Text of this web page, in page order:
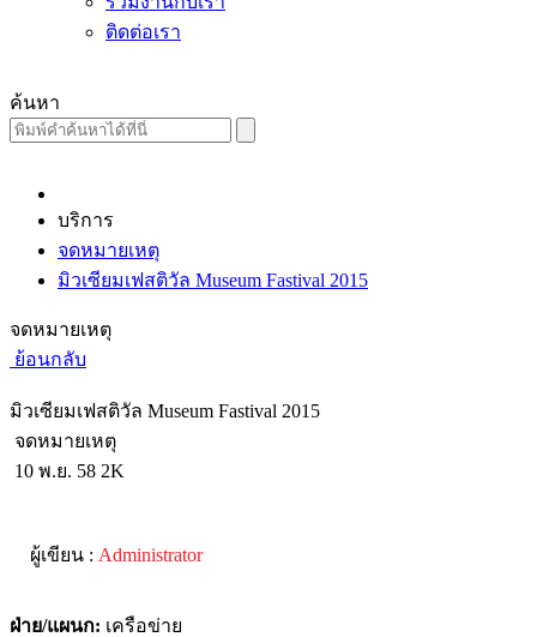
ติดต่อเรา
ค้นหา
บริการ
จดหมายเหตุ
มิวเซียมเฟสติวัล Museum Fastival 2015
จดหมายเหตุ
ย้อนกลับ
มิวเซียมเฟสติวัล Museum Fastival 2015
จดหมายเหตุ
10 พ.ย. 58 2K
ผู้เขียน : Administrator
ฝ่าย/แผนก: เครือข่าย